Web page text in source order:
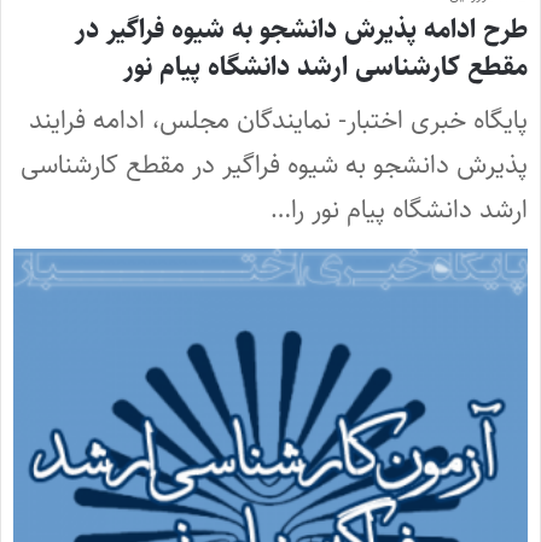
طرح ادامه پذیرش دانشجو به شیوه فراگیر در
مقطع کارشناسی ارشد دانشگاه پیام نور
پایگاه خبری اختبار- نمایندگان مجلس، ادامه فرایند
پذیرش دانشجو به شیوه فراگیر در مقطع کارشناسی
ارشد دانشگاه پیام نور را…